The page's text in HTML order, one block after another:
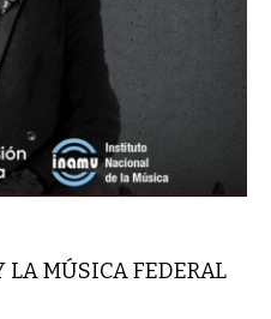
LA MÚSICA FEDERAL